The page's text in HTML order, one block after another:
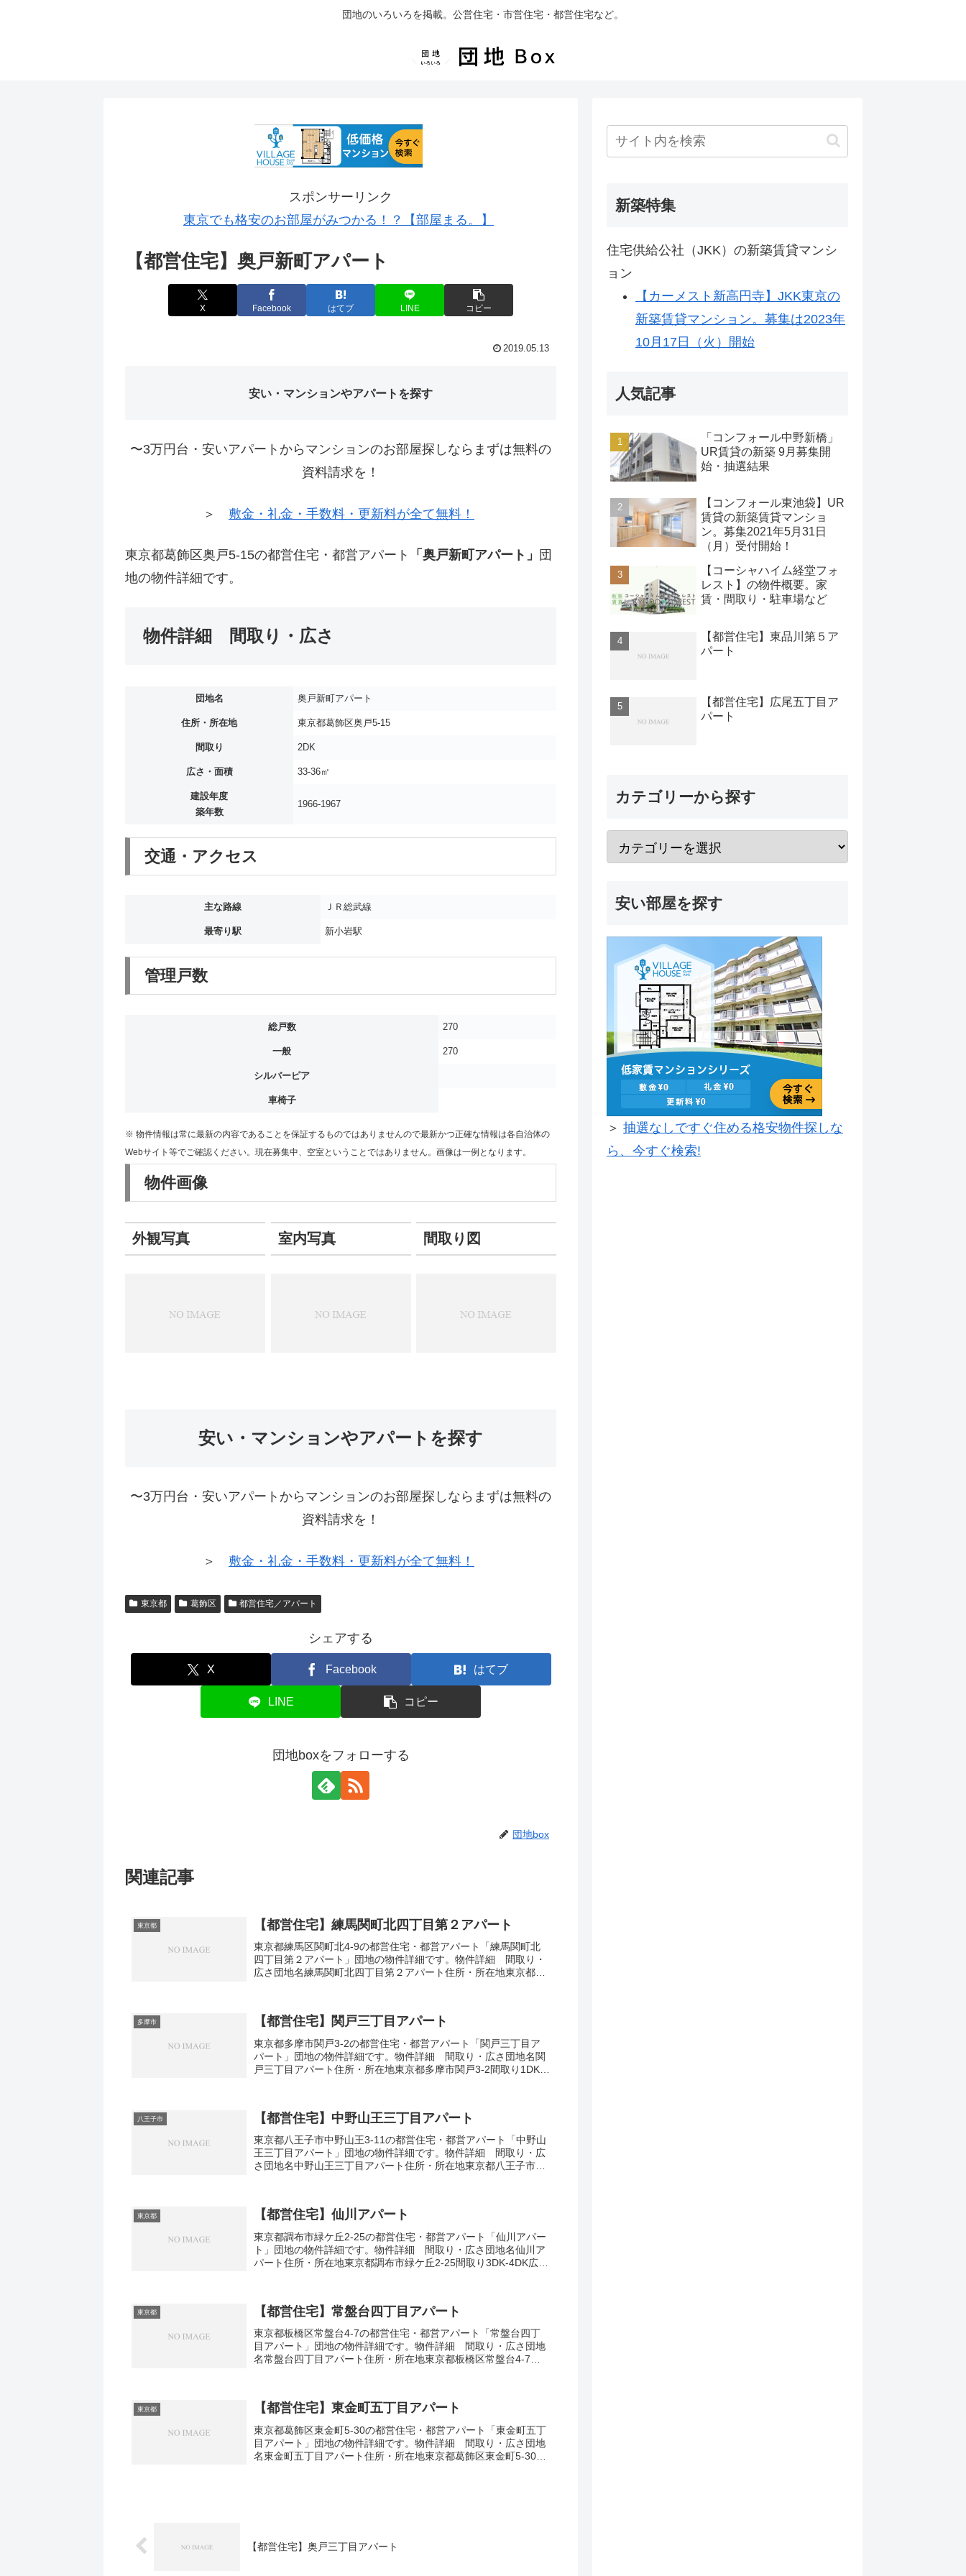
団地のいろいろを掲載。公営住宅・市営住宅・都営住宅など。
スポンサーリンク
東京でも格安のお部屋がみつかる！？【部屋まる。】
【都営住宅】奥戸新町アパート
X Facebook はてブ LINE コピー
2019.05.13
安い・マンションやアパートを探す
〜3万円台・安いアパートからマンションのお部屋探しならまずは無料の
資料請求を！
＞ 敷金・礼金・手数料・更新料が全て無料！
東京都葛飾区奥戸5-15の都営住宅・都営アパート 「奥戸新町アパート」
団
地の物件詳細です。
物件詳細 間取り・広さ
団地名 奥戸新町アパート
住所・所在地 東京都葛飾区奥戸5-15
間取り 2DK
広さ・面積 33-36㎡
建設年度
築年数
1966-1967
交通・アクセス
主な路線 ＪＲ総武線
最寄り駅 新小岩駅
管理戸数
総戸数 270
一般 270
シルバーピア
車椅子
※ 物件情報は常に最新の内容であることを保証するものではありませんので最新かつ正確な情報は各自治体の
Webサイト等でご確認ください。現在募集中、空室ということではありません。画像は一例となります。
物件画像
外観写真 室内写真 間取り図
安い・マンションやアパートを探す
〜3万円台・安いアパートからマンションのお部屋探しならまずは無料の
資料請求を！
＞ 敷金・礼金・手数料・更新料が全て無料！
東京都 葛飾区 都営住宅／アパート
シェアする
X Facebook はてブ
LINE コピー
団地boxをフォローする
団地box
関連記事
東京都 【都営住宅】練馬関町北四丁目第２アパート
東京都練馬区関町北4-9の都営住宅・都営アパート「練馬関町北
四丁目第２アパート」団地の物件詳細です。物件詳細 間取り・
広さ団地名練馬関町北四丁目第２アパート住所・所在地東京都練
多摩市 【都営住宅】関戸三丁目アパート
東京都多摩市関戸3-2の都営住宅・都営アパート「関戸三丁目ア
パート」団地の物件詳細です。物件詳細 間取り・広さ団地名関
戸三丁目アパート住所・所在地東京都多摩市関戸3-2間取り1DK-
八王子市 【都営住宅】中野山王三丁目アパート
東京都八王子市中野山王3-11の都営住宅・都営アパート「中野山
王三丁目アパート」団地の物件詳細です。物件詳細 間取り・広
さ団地名中野山王三丁目アパート住所・所在地東京都八王子市中
東京都 【都営住宅】仙川アパート
東京都調布市緑ケ丘2-25の都営住宅・都営アパート「仙川アパー
ト」団地の物件詳細です。物件詳細 間取り・広さ団地名仙川ア
パート住所・所在地東京都調布市緑ケ丘2-25間取り3DK-4DK広
東京都 【都営住宅】常盤台四丁目アパート
東京都板橋区常盤台4-7の都営住宅・都営アパート「常盤台四丁
目アパート」団地の物件詳細です。物件詳細 間取り・広さ団地
名常盤台四丁目アパート住所・所在地東京都板橋区常盤台4-7間
東京都 【都営住宅】東金町五丁目アパート
東京都葛飾区東金町5-30の都営住宅・都営アパート「東金町五丁
目アパート」団地の物件詳細です。物件詳細 間取り・広さ団地
名東金町五丁目アパート住所・所在地東京都葛飾区東金町5-30間
【都営住宅】奥戸三丁目アパート
新築特集
住宅供給公社（JKK）の新築賃貸マンシ
ョン
【カーメスト新高円寺】JKK東京の
新築賃貸マンション。募集は2023年
10月17日（火）開始
人気記事
「コンフォール中野新橋」
UR賃貸の新築 9月募集開
始・抽選結果
【コンフォール東池袋】UR
賃貸の新築賃貸マンショ
ン。募集2021年5月31日
（月）受付開始！
【コーシャハイム経堂フォ
レスト】の物件概要。家
賃・間取り・駐車場など
【都営住宅】東品川第５ア
パート
【都営住宅】広尾五丁目ア
パート
カテゴリーから探す
安い部屋を探す
＞ 抽選なしですぐ住める格安物件探しな
ら、今すぐ検索!